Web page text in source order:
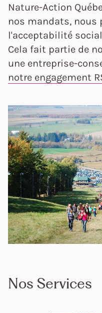
Nature-Action
nos mandats, nous
l'acceptabilité
Cela fait partie de
une entreprise-
notre engagement
Nos Services